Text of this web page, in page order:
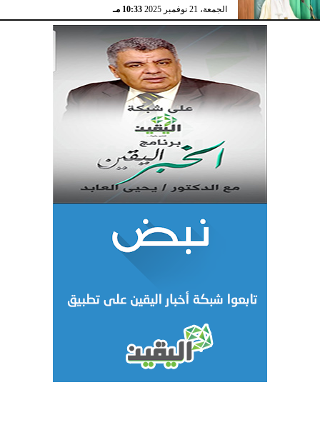
الجمعة، 21 نوفمبر 2025 10:33 مـ